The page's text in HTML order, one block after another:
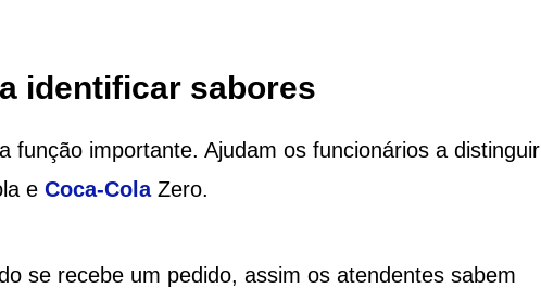
identificar sabores
função importante. Ajudam os funcionários a distinguir
e Coca-ColaZero.
se recebe um pedido, assim os atendentes sabem